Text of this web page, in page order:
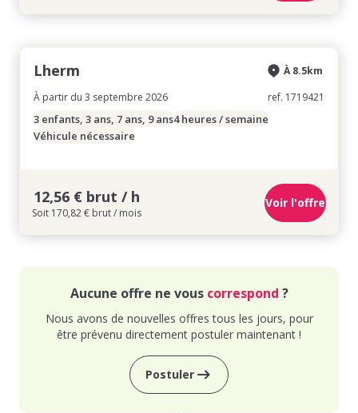
Lherm
À partir du 3 septembre 2026
À 8.5km
ref. 1719421
3 enfants, 3 ans, 7 ans, 9 ans4 heures / semaine
Véhicule nécessaire
12,56 € brut / h
Soit 170,82 € brut / mois
Voir l'offre
Aucune offre ne vous correspond ?
Nous avons de nouvelles offres tous les jours, pour
être prévenu directement postuler maintenant !
Postuler